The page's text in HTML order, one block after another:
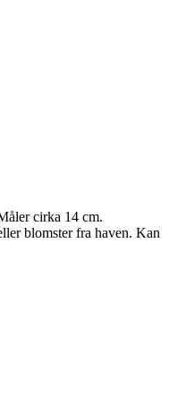
cirka 14 cm.
blomster fra haven. Kan